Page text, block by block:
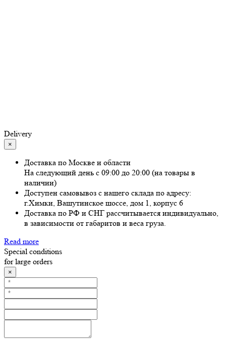
Delivery
×
Доставка по Москве и области
На следующий день с 09:00 до 20:00 (на товары в
наличии)
Доступен самовывоз с нашего склада по адресу:
г.Химки, Вашутинское шоссе, дом 1, корпус 6
Доставка по РФ и СНГ рассчитывается индивидуально,
в зависимости от габаритов и веса груза.
Read more
Special conditions
for large orders
×